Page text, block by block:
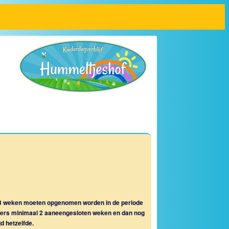
moeten opgenomen worden in de periode
minimaal 2 aaneengesloten weken en dan nog
hetzelfde.